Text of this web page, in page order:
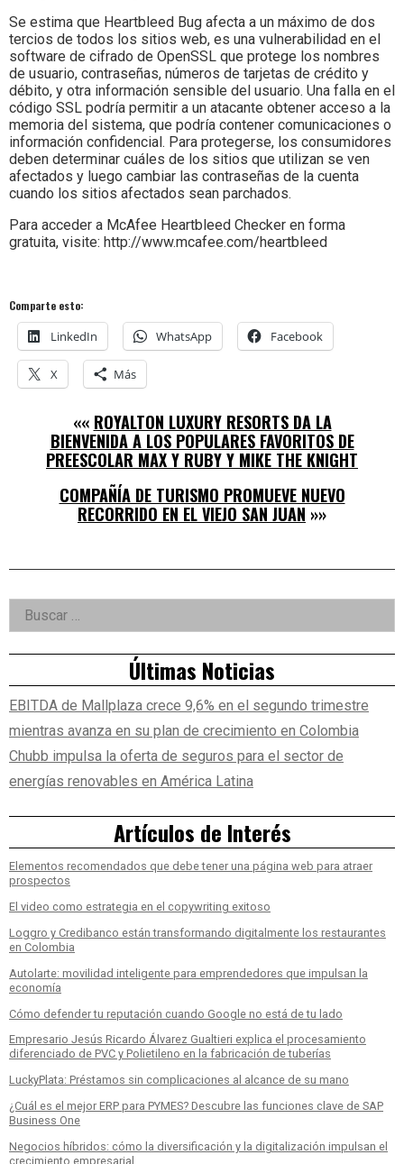
Se estima que Heartbleed Bug afecta a un máximo de dos
tercios de todos los sitios web, es una vulnerabilidad en el
software de cifrado de OpenSSL que protege los nombres
de usuario, contraseñas, números de tarjetas de crédito y
débito, y otra información sensible del usuario. Una falla en el
código SSL podría permitir a un atacante obtener acceso a la
memoria del sistema, que podría contener comunicaciones o
información confidencial. Para protegerse, los consumidores
deben determinar cuáles de los sitios que utilizan se ven
afectados y luego cambiar las contraseñas de la cuenta
cuando los sitios afectados sean parchados.
Para acceder a McAfee Heartbleed Checker en forma
gratuita, visite: http://www.mcafee.com/heartbleed
Comparte esto:
LinkedIn WhatsApp Facebook
X Más
«« ROYALTON LUXURY RESORTS DA LA
BIENVENIDA A LOS POPULARES FAVORITOS DE
PREESCOLAR MAX Y RUBY Y MIKE THE KNIGHT
COMPAÑÍA DE TURISMO PROMUEVE NUEVO
RECORRIDO EN EL VIEJO SAN JUAN »»
Right
Asides
Buscar:
Últimas Noticias
EBITDA de Mallplaza crece 9,6% en el segundo trimestre
mientras avanza en su plan de crecimiento en Colombia
Chubb impulsa la oferta de seguros para el sector de
energías renovables en América Latina
Artículos de Interés
Elementos recomendados que debe tener una página web para atraer
prospectos
El video como estrategia en el copywriting exitoso
Loggro y Credibanco están transformando digitalmente los restaurantes
en Colombia
Autolarte: movilidad inteligente para emprendedores que impulsan la
economía
Cómo defender tu reputación cuando Google no está de tu lado
Empresario Jesús Ricardo Álvarez Gualtieri explica el procesamiento
diferenciado de PVC y Polietileno en la fabricación de tuberías
LuckyPlata: Préstamos sin complicaciones al alcance de su mano
¿Cuál es el mejor ERP para PYMES? Descubre las funciones clave de SAP
Business One
Negocios híbridos: cómo la diversificación y la digitalización impulsan el
crecimiento empresarial